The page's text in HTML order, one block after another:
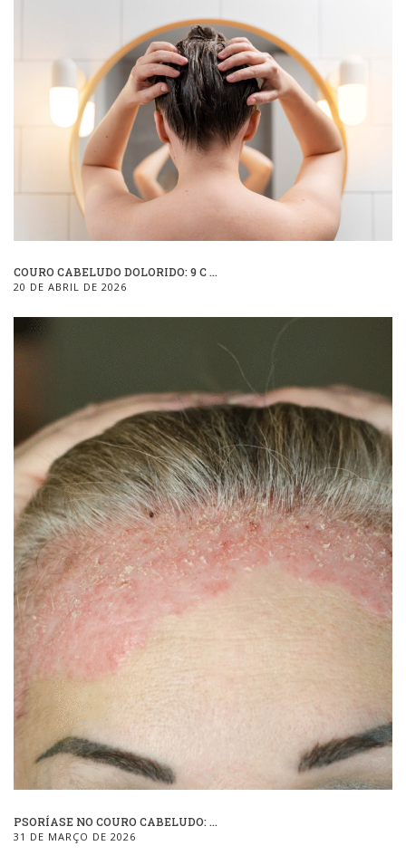
COURO CABELUDO DOLORIDO: 9 C ...
20 DE ABRIL DE 2026
PSORÍASE NO COURO CABELUDO: ...
31 DE MARÇO DE 2026